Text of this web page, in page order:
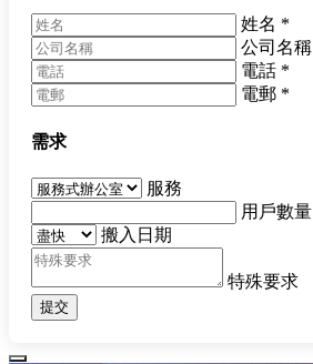
姓名 *
公司名稱
電話 *
電郵 *
需求
服務
用戶數量
搬入日期
特殊要求
提交